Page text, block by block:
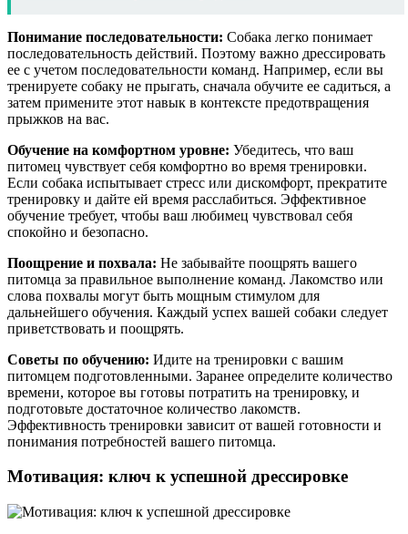
Понимание последовательности: Собака легко понимает
последовательность действий. Поэтому важно дрессировать
ее с учетом последовательности команд. Например, если вы
тренируете собаку не прыгать, сначала обучите ее садиться, а
затем примените этот навык в контексте предотвращения
прыжков на вас.
Обучение на комфортном уровне: Убедитесь, что ваш
питомец чувствует себя комфортно во время тренировки.
Если собака испытывает стресс или дискомфорт, прекратите
тренировку и дайте ей время расслабиться. Эффективное
обучение требует, чтобы ваш любимец чувствовал себя
спокойно и безопасно.
Поощрение и похвала: Не забывайте поощрять вашего
питомца за правильное выполнение команд. Лакомство или
слова похвалы могут быть мощным стимулом для
дальнейшего обучения. Каждый успех вашей собаки следует
приветствовать и поощрять.
Советы по обучению: Идите на тренировки с вашим
питомцем подготовленными. Заранее определите количество
времени, которое вы готовы потратить на тренировку, и
подготовьте достаточное количество лакомств.
Эффективность тренировки зависит от вашей готовности и
понимания потребностей вашего питомца.
Мотивация: ключ к успешной дрессировке